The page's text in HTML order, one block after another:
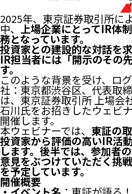
2025年、東京証券取引所に
中、 上場企業にとってIR体
務となっています。
投資家との建設的な対話を
IR担当者には「開示のその
す。
このような背景を受け、ロ
社：東京都渋谷区、代表取
は、東京証券取引所 上場会
石川氏をお招きしたウェビ
開催します。
本ウェビナーでは、 東証の
投資家から評価の高いIR活
します。後半では、参加者
意見をぶつけていただく挑
を予定しています。
開催概要